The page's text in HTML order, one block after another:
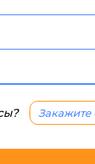
Закажите